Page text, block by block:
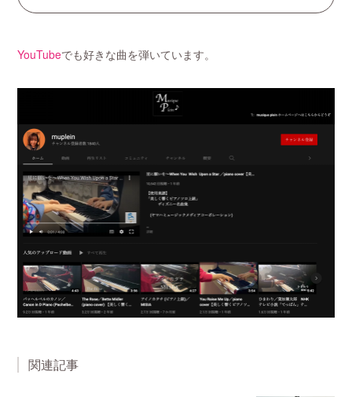
YouTubeでも好きな曲を弾いています。
関連記事